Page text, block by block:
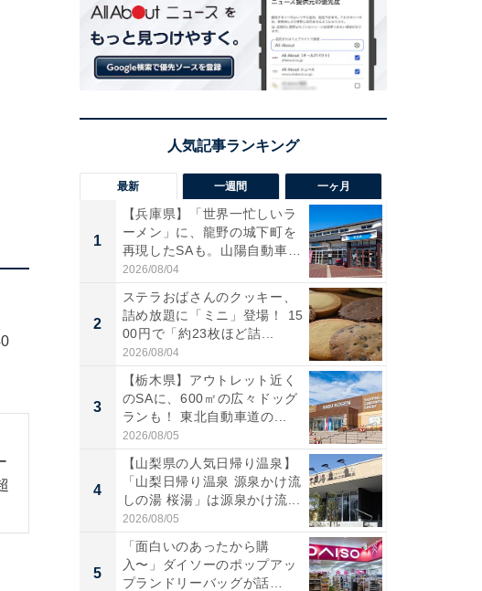
最新 一週間 一ヶ月
1
【兵庫県】「世界一忙しいラ
ーメン」に、龍野の城下町を
再現したSAも。山陽自動車
道...
2026/08/04
2
ステラおばさんのクッキー、
詰め放題に「ミニ」登場！ 15
00円で「約23枚ほど詰...
2026/08/04
3
【栃木県】アウトレット近く
のSAに、600㎡の広々ドッグ
ランも！ 東北自動車道の...
2026/08/05
4
【山梨県の人気日帰り温泉】
「山梨日帰り温泉 源泉かけ流
しの湯 桜湯」は源泉かけ流...
2026/08/05
5
「面白いのあったから購
入〜」ダイソーのポップアッ
プランドリーバッグが話